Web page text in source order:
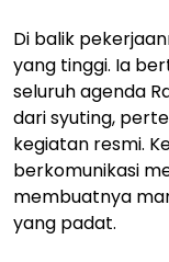
Di balik
yang tinggi. Ia
seluruh agenda
dari syuting,
kegiatan resmi.
berkomunikasi
membuatnya
yang padat.